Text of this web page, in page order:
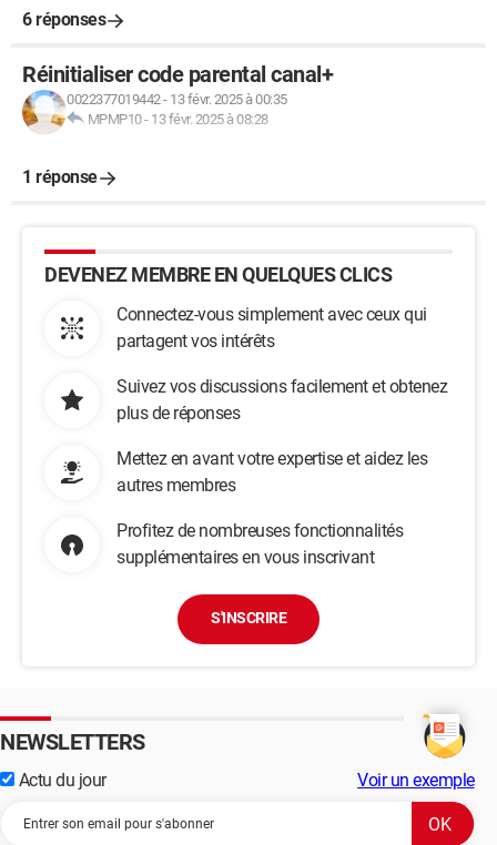
6 réponses
Réinitialiser code parental canal+
0022377019442- 13 févr. 2025 à 00:35
MPMP10- 13 févr. 2025 à 08:28
1 réponse
DEVENEZ MEMBRE EN QUELQUES CLICS
Connectez-vous simplement avec ceux qui
partagent vos intérêts
Suivez vos discussions facilement et obtenez
plus de réponses
Mettez en avant votre expertise et aidez les
autres membres
Profitez de nombreuses fonctionnalités
supplémentaires en vous inscrivant
S'INSCRIRE
NEWSLETTERS
Actu du jour Voir un exemple